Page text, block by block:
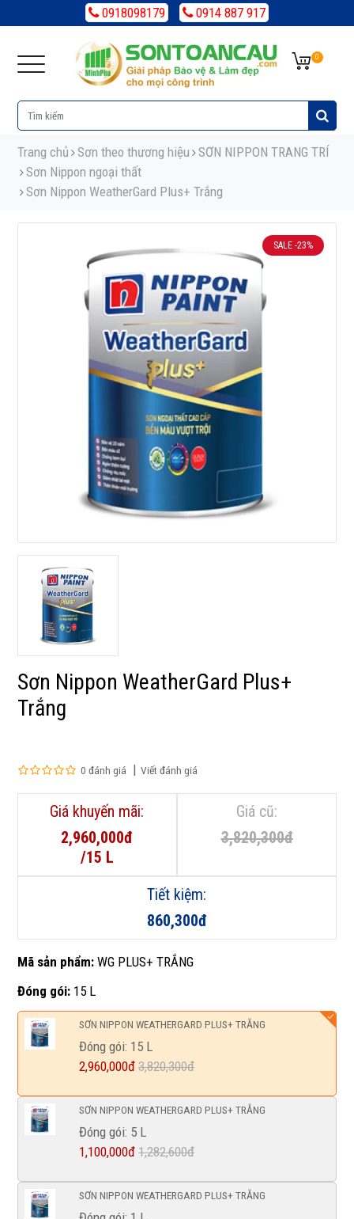
0918098179 0914 887 917
0
Trang chủ Sơn theo thương hiệu SƠN NIPPON TRANG TRÍ
Sơn Nippon ngoại thất
Sơn Nippon WeatherGard Plus+ Trắng
SALE-23%
Sơn Nippon WeatherGard Plus+
Trắng
0 đánh giá Viết đánh giá
Giá khuyến mãi:
2,960,000đ
/15 L
Giá cũ:
3,820,300đ
Tiết kiệm:
860,300đ
Mã sản phẩm:WG PLUS+ TRẮNG
Đóng gói:15 L
SƠN NIPPON WEATHERGARD PLUS+ TRẮNG
Đóng gói: 15 L
2,960,000đ 3,820,300đ
SƠN NIPPON WEATHERGARD PLUS+ TRẮNG
Đóng gói: 5 L
1,100,000đ 1,282,600đ
SƠN NIPPON WEATHERGARD PLUS+ TRẮNG